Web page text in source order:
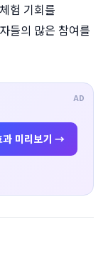
험 기회를
들의 많은 참여를
AD
과 미리보기 →